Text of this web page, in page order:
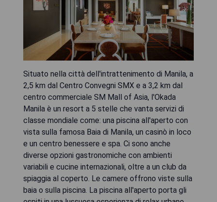
Situato nella città dell'intrattenimento di Manila, a
2,5 km dal Centro Convegni SMX e a 3,2 km dal
centro commerciale SM Mall of Asia, l'Okada
Manila è un resort a 5 stelle che vanta servizi di
classe mondiale come: una piscina all'aperto con
vista sulla famosa Baia di Manila, un casinò in loco
e un centro benessere e spa. Ci sono anche
diverse opzioni gastronomiche con ambienti
variabili e cucine internazionali, oltre a un club da
spiaggia al coperto. Le camere offrono viste sulla
baia o sulla piscina. La piscina all'aperto porta gli